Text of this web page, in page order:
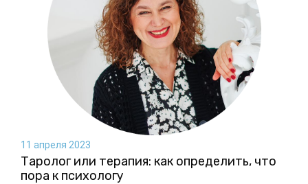
11 апреля 2023
Таролог или терапия: как определить, что
пора к психологу